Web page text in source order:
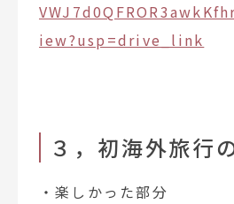
iew?usp=drive_link
３，初海外旅行
・楽しかった部分